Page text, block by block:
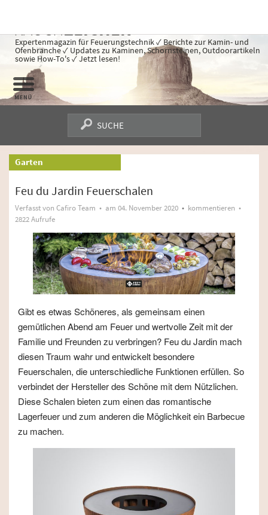
RAUCHZEICHEN
Expertenmagazin für Feuerungstechnik ✓ Berichte zur Kamin- und
Ofenbranche ✓ Updates zu Kaminen, Schornsteinen, Outdoorartikeln
sowie How-To's ✓ Jetzt lesen!
ZUM INHALT SPRINGEN
Garten
Feu du Jardin Feuerschalen
Verfasst von Cafiro Team • am 04. November 2020 • kommentieren •
2822 Aufrufe
Gibt es etwas Schöneres, als gemeinsam einen
gemütlichen Abend am Feuer und wertvolle Zeit mit der
Familie und Freunden zu verbringen? Feu du Jardin mach
diesen Traum wahr und entwickelt besondere
Feuerschalen, die unterschiedliche Funktionen erfüllen. So
verbindet der Hersteller des Schöne mit dem Nützlichen.
Diese Schalen bieten zum einen das romantische
Lagerfeuer und zum anderen die Möglichkeit ein Barbecue
zu machen.